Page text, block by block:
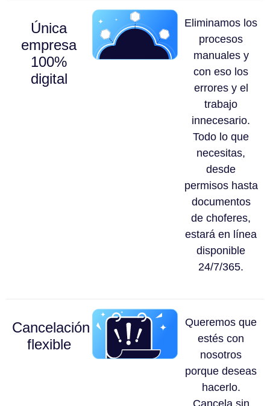
Única
empresa
100%
digital
Eliminamos los
procesos
manuales y
con eso los
errores y el
trabajo
innecesario.
Todo lo que
necesitas,
desde
permisos hasta
documentos
de choferes,
estará en línea
disponible
24/7/365.
Cancelación
flexible
Queremos que
estés con
nosotros
porque deseas
hacerlo.